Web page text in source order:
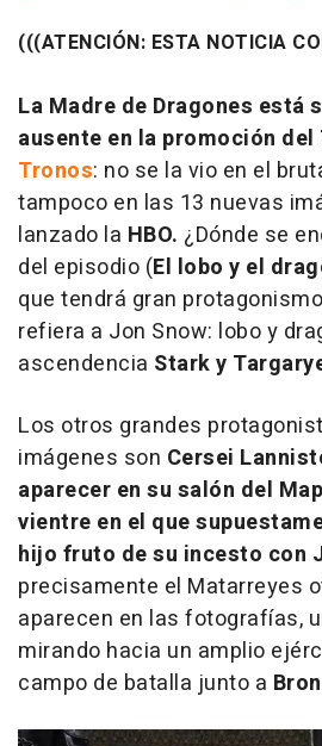
(((ATENCIÓN: ESTA NOTICIA
La Madre de Dragones está
ausente en la promoción del
Tronos: no se la vio en el
tampoco en las 13 nuevas
lanzado la HBO. ¿Dónde se
del episodio (El lobo y el
que tendrá gran
refiera a Jon Snow: lobo y
ascendencia Stark y
Los otros grandes
imágenes son Cersei
aparecer en su salón del
vientre en el que
hijo fruto de su incesto con
precisamente el Matarreyes
aparecen en las fotografías,
mirando hacia un amplio
campo de batalla junto a